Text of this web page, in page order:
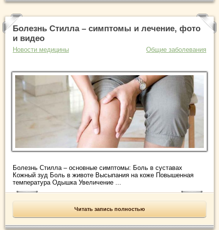
Болезнь Стилла – симптомы и лечение, фото
и видео
Новости медицины Общие заболевания
Болезнь Стилла – основные симптомы: Боль в суставах
Кожный зуд Боль в животе Высыпания на коже Повышенная
температура Одышка Увеличение ...
Читать запись полностью